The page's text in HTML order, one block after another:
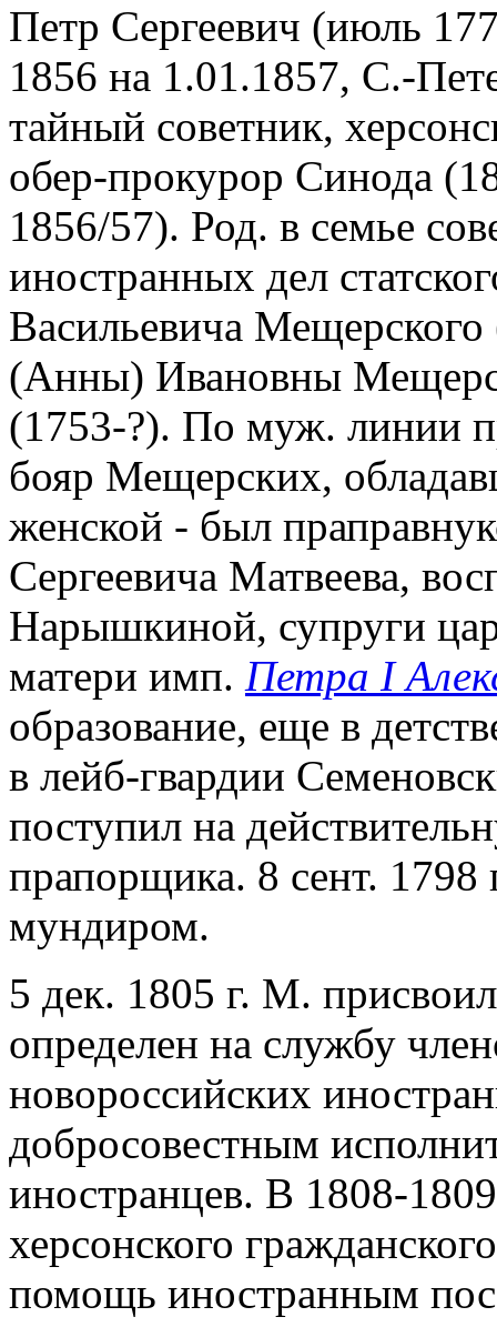
Петр Сергеевич (июль
1856 на 1.01.1857, С.-
тайный советник,
обер-прокурор Синода
1856/57). Род. в семье
иностранных дел
Васильевича
(Анны) Ивановны
(1753-?). По муж. линии
бояр Мещерских,
женской - был
Сергеевича Матвеева,
Нарышкиной, супруги
матери имп. Петра I
образование, еще в
в лейб-гвардии
поступил на
прапорщика. 8 сент. 1798
мундиром.
5 дек. 1805 г. М.
определен на службу
новороссийских
добросовестным
иностранцев. В 1808-
херсонского
помощь иностранным